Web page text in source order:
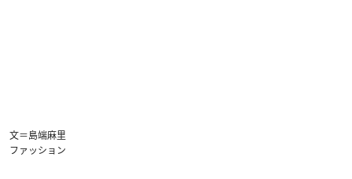
文＝島端麻里
ファッション